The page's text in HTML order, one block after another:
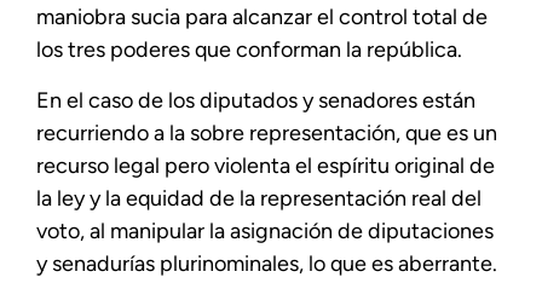
maniobra sucia para alcanzar el control total de
los tres poderes que conforman la república.
En el caso de los diputados y senadores están
recurriendo a la sobre representación, que es un
recurso legal pero violenta el espíritu original de
la ley y la equidad de la representación real del
voto, al manipular la asignación de diputaciones
y senadurías plurinominales, lo que es aberrante.